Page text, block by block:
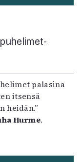
palasina
itsensä
heidän.”
Hurme.